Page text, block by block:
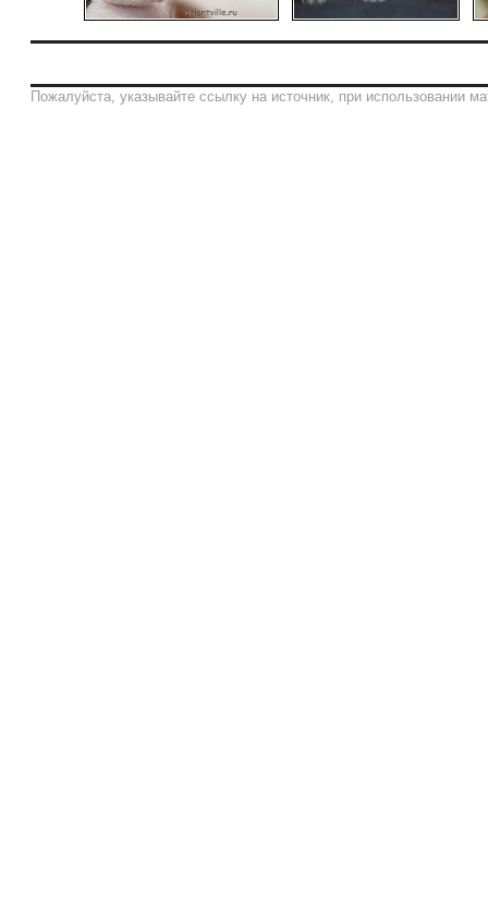
Пожалуйста, указывайте ссылку на источник, при использовании